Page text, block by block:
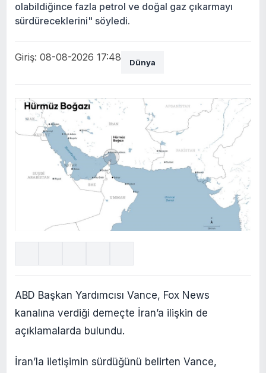
olabildiğince fazla petrol ve doğal gaz çıkarmayı
sürdüreceklerini" söyledi.
Giriş: 08-08-2026 17:48 Dünya
ABD Başkan Yardımcısı Vance, Fox News
kanalına verdiği demeçte İran’a ilişkin de
açıklamalarda bulundu.
İran’la iletişimin sürdüğünü belirten Vance,